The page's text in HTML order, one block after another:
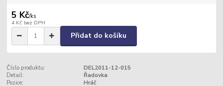
5 Kč/ks
4 Kč bez DPH
Přidat do košíku
Číslo produktu:
DEL2011-12-015
Detail:
Řadovka
Pozice:
Hráč